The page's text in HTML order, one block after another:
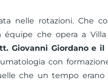
nelle rotazioni. Che
che opera a
Giovanni Giordano e il
con
che un tempo erano